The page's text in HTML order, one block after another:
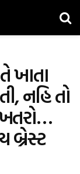
નહિ તો
બ્રેસ્ટ